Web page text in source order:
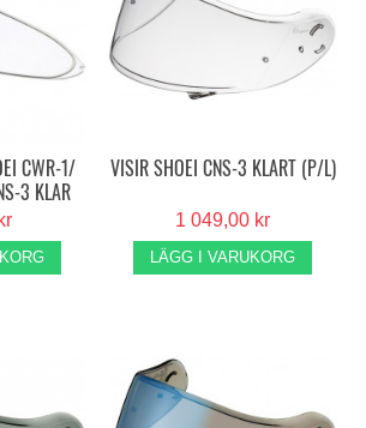
CWR-1/
3 KLAR
VISIR SHOEI CNS-3 KLART (P/L)
1 049,00 kr
LÄGG I VARUKORG